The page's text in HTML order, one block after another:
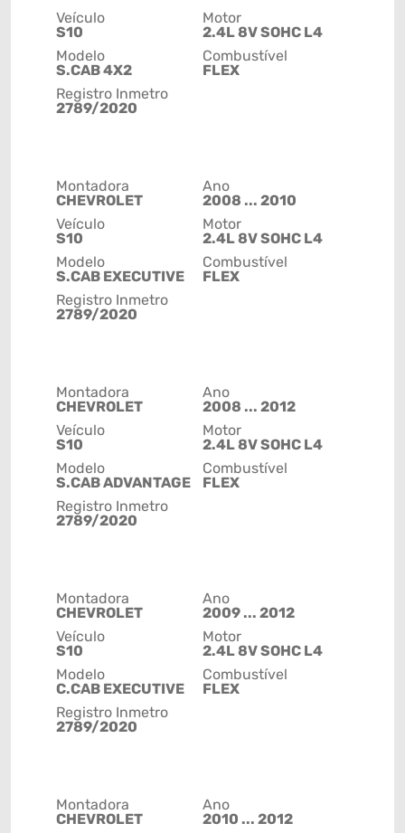
Veículo
S10
Modelo
S.CAB 4X2
Motor
2.4L 8V SOHC L4
Combustível
FLEX
Registro Inmetro
2789/2020
Montadora
CHEVROLET
Veículo
S10
Modelo
S.CAB EXECUTIVE
Ano
2008 ... 2010
Motor
2.4L 8V SOHC L4
Combustível
FLEX
Registro Inmetro
2789/2020
Montadora
CHEVROLET
Veículo
S10
Modelo
S.CAB ADVANTAGE
Ano
2008 ... 2012
Motor
2.4L 8V SOHC L4
Combustível
FLEX
Registro Inmetro
2789/2020
Montadora
CHEVROLET
Veículo
S10
Modelo
C.CAB EXECUTIVE
Ano
2009 ... 2012
Motor
2.4L 8V SOHC L4
Combustível
FLEX
Registro Inmetro
2789/2020
Montadora
CHEVROLET
Ano
2010 ... 2012